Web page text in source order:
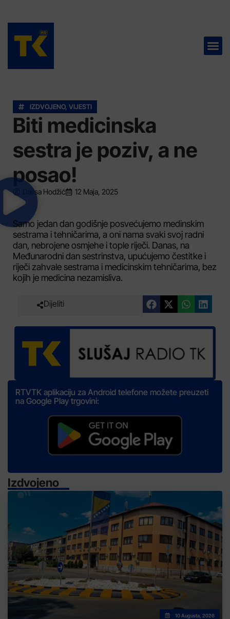
IZDVOJENO, VIJESTI
Biti medicinska
sestra je poziv, a ne
posao!
Dalisa Hodžić 12 Maja, 2025
Samo jedan dan godišnje posvećujemo medinskim
sestrama i tehničarima, a oni nama svaki svoj radni
dan, nebrojene osmjehe i tople riječi. Danas, na
Međunarodni dan sestrinstva, upućujemo čestitke i
riječi zahvale sestrama i medicinskim tehničarima, bez
kojih je medicina nezamisliva.
Dijeliti
RTVTK aplikaciju za Android telefone možete preuzeti
na Google Play trgovini:
Izdvojeno
10 Augusta, 2026